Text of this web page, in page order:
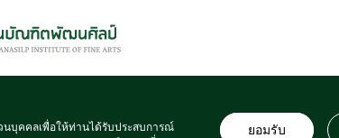
OF FINE ARTS, ALL RIGHTS RESERVED
นบุคคลเพื่อให้ท่านได้รับประสบการณ์
ยอมรับ